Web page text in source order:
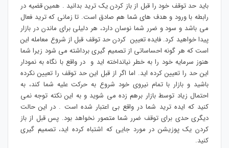
باید حد توقف خود را قبل از باز کردن یک ترید بدانید . همین قضیه در
رابطه با ورود و هدف های شما هم صادق است. تا زمانی که ترید فعال
می باشد و سود و ضرر شما نوسان دارد، هر دلیلی برای ماندن در بازار
پیدا خواهید کرد. فایده تعیین کردن حد توقف قبل از شروع معامله این
است که هر گونه احساساتی از تصمیم گیری برداشته می شود زیرا شما
هنوز سرمایه خود را به خطر نیانداخته اید و در واقع با نگاه به نمودار
این حد را تعیین کرده اید. اما اگر از قبل این حد توقف را تعیین نکرده
باشید و بازار با تمام نیروی خود شروع به حرکت علیه شما کند، به
احتمال زیاد توسط بازار برهم زده می شوید و به این نکته توجه نمی
کنید که ایده ترید شما در واقع بی اعتبار شده است . در این حالت
دیگری حدی برای توقف ضرر شما متصور نخواهد بود. پس قبل از باز
کردن یک پوزیشن در مورد جایی که اشتباه کرده اید، تصمیم گیری
کنید.